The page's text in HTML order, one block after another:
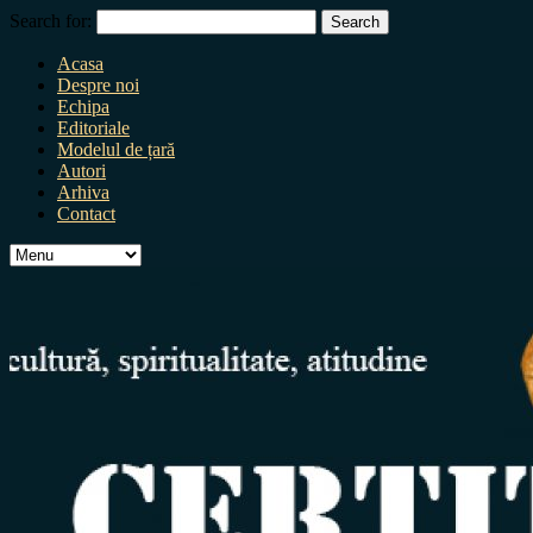
Search for:
Acasa
Despre noi
Echipa
Editoriale
Modelul de țară
Autori
Arhiva
Contact